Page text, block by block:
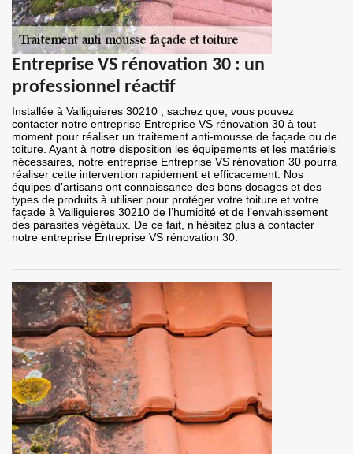
Entreprise VS rénovation 30 : un
professionnel réactif
Installée à Valliguieres 30210 ; sachez que, vous pouvez
contacter notre entreprise Entreprise VS rénovation 30 à tout
moment pour réaliser un traitement anti-mousse de façade ou de
toiture. Ayant à notre disposition les équipements et les matériels
nécessaires, notre entreprise Entreprise VS rénovation 30 pourra
réaliser cette intervention rapidement et efficacement. Nos
équipes d’artisans ont connaissance des bons dosages et des
types de produits à utiliser pour protéger votre toiture et votre
façade à Valliguieres 30210 de l’humidité et de l’envahissement
des parasites végétaux. De ce fait, n’hésitez plus à contacter
notre entreprise Entreprise VS rénovation 30.